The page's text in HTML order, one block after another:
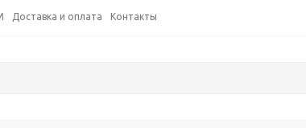
Доставка и оплата Контакты